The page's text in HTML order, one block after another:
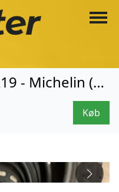
Vinterdæk - 205/55R19 - Michelin (0082)
Køb